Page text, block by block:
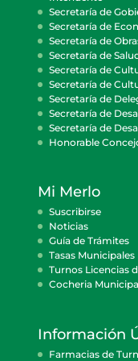
Secretaría de
Secretaría de
Secretaría de
Secretaría de
Secretaría de
Secretaría de
Secretaría de
Secretaría de
Secretaría de
Honorable
Mi Merlo
Suscribirse
Noticias
Guía de Trámites
Tasas Municipales
Turnos Licencias
Cocheria
Información
Farmacias de